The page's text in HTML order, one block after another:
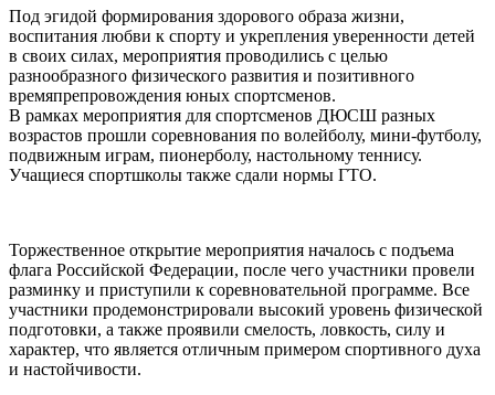
Под эгидой формирования здорового образа жизни,
воспитания любви к спорту и укрепления уверенности детей
в своих силах, мероприятия проводились с целью
разнообразного физического развития и позитивного
времяпрепровождения юных спортсменов.
В рамках мероприятия для спортсменов ДЮСШ разных
возрастов прошли соревнования по волейболу, мини-футболу,
подвижным играм, пионерболу, настольному теннису.
Учащиеся спортшколы также сдали нормы ГТО.
Торжественное открытие мероприятия началось с подъема
флага Российской Федерации, после чего участники провели
разминку и приступили к соревновательной программе. Все
участники продемонстрировали высокий уровень физической
подготовки, а также проявили смелость, ловкость, силу и
характер, что является отличным примером спортивного духа
и настойчивости.